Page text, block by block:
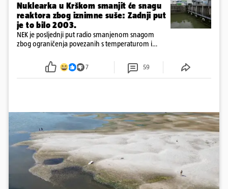
Nuklearka u Krškom smanjit će snagu
reaktora zbog iznimne suše: Zadnji put
je to bilo 2003.
NEK je posljednji put radio smanjenom snagom
zbog ograničenja povezanih s temperaturom i
smanjenje snage bilo potrebno više od 90 dana.
7 59